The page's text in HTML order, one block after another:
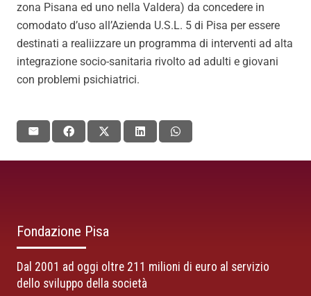
zona Pisana ed uno nella Valdera) da concedere in
comodato d’uso all’Azienda U.S.L. 5 di Pisa per essere
destinati a realiizzare un programma di interventi ad alta
integrazione socio-sanitaria rivolto ad adulti e giovani
con problemi psichiatrici.
Fondazione Pisa
Dal 2001 ad oggi oltre 211 milioni di euro al servizio
dello sviluppo della società